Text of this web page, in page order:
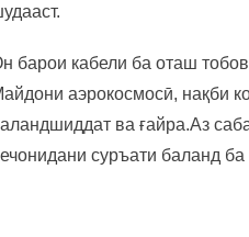
барои кабели ба оташ
аэрокосмосӣ, нақби
ва ғайра.Аз
суръати баланд ба